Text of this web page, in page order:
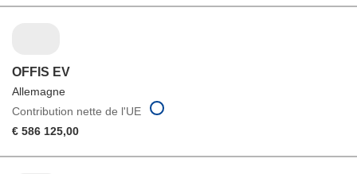
OFFIS EV
Allemagne
Contribution nette de l'UE
€ 586 125,00